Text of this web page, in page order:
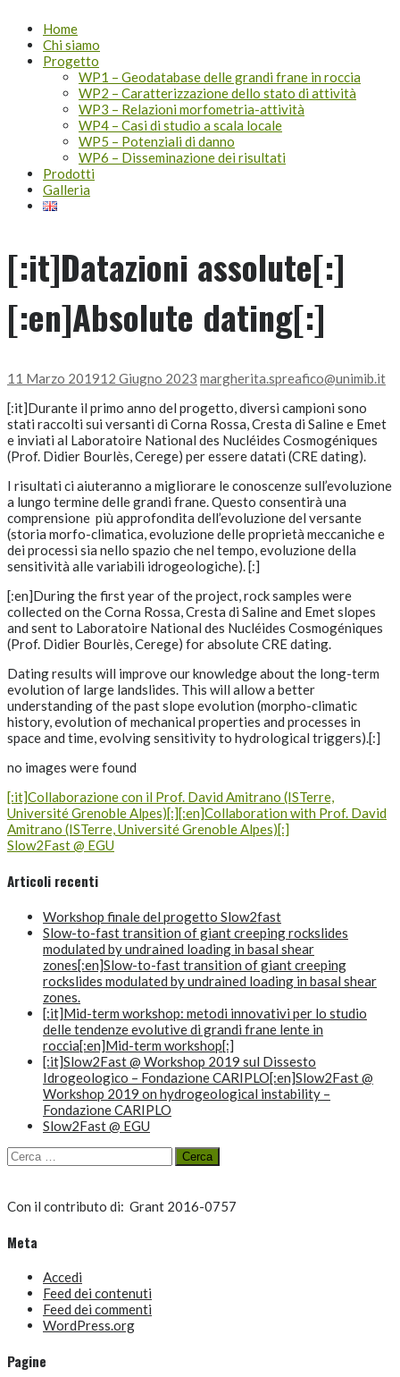
Home
Chi siamo
Progetto
WP1 – Geodatabase delle grandi frane in roccia
WP2 – Caratterizzazione dello stato di attività
WP3 – Relazioni morfometria-attività
WP4 – Casi di studio a scala locale
WP5 – Potenziali di danno
WP6 – Disseminazione dei risultati
Prodotti
Galleria
[:it]Datazioni assolute[:]
[:en]Absolute dating[:]
11 Marzo 201912 Giugno 2023 margherita.spreafico@unimib.it
[:it]Durante il primo anno del progetto, diversi campioni sono
stati raccolti sui versanti di Corna Rossa, Cresta di Saline e Emet
e inviati al Laboratoire National des Nucléides Cosmogéniques
(Prof. Didier Bourlès, Cerege) per essere datati (CRE dating).
I risultati ci aiuteranno a migliorare le conoscenze sull’evoluzione
a lungo termine delle grandi frane. Questo consentirà una
comprensione più approfondita dell’evoluzione del versante
(storia morfo-climatica, evoluzione delle proprietà meccaniche e
dei processi sia nello spazio che nel tempo, evoluzione della
sensitività alle variabili idrogeologiche). [:]
[:en]During the first year of the project, rock samples were
collected on the Corna Rossa, Cresta di Saline and Emet slopes
and sent to Laboratoire National des Nucléides Cosmogéniques
(Prof. Didier Bourlès, Cerege) for absolute CRE dating.
Dating results will improve our knowledge about the long-term
evolution of large landslides. This will allow a better
understanding of the past slope evolution (morpho-climatic
history, evolution of mechanical properties and processes in
space and time, evolving sensitivity to hydrological triggers).[:]
no images were found
Navigazione
articoli
[:it]Collaborazione con il Prof. David Amitrano (ISTerre,
Université Grenoble Alpes)[:][:en]Collaboration with Prof. David
Amitrano (ISTerre, Université Grenoble Alpes)[:]
Slow2Fast @ EGU
Articoli recenti
Workshop finale del progetto Slow2fast
Slow-to-fast transition of giant creeping rockslides
modulated by undrained loading in basal shear
zones[:en]Slow-to-fast transition of giant creeping
rockslides modulated by undrained loading in basal shear
zones.
[:it]Mid-term workshop: metodi innovativi per lo studio
delle tendenze evolutive di grandi frane lente in
roccia[:en]Mid-term workshop[:]
[:it]Slow2Fast @ Workshop 2019 sul Dissesto
Idrogeologico – Fondazione CARIPLO[:en]Slow2Fast @
Workshop 2019 on hydrogeological instability –
Fondazione CARIPLO
Slow2Fast @ EGU
Ricerca
per:
Con il contributo di: Grant 2016-0757
Meta
Accedi
Feed dei contenuti
Feed dei commenti
WordPress.org
Pagine